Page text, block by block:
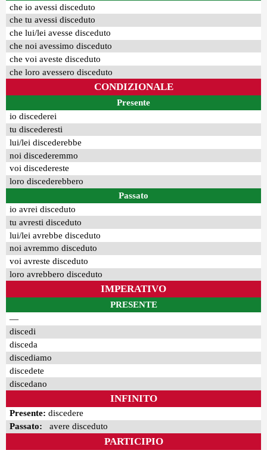
che io avessi disceduto
che tu avessi disceduto
che lui/lei avesse disceduto
che noi avessimo disceduto
che voi aveste disceduto
che loro avessero disceduto
CONDIZIONALE
Presente
io discederei
tu discederesti
lui/lei discederebbe
noi discederemmo
voi discedereste
loro discederebbero
Passato
io avrei disceduto
tu avresti disceduto
lui/lei avrebbe disceduto
noi avremmo disceduto
voi avreste disceduto
loro avrebbero disceduto
IMPERATIVO
PRESENTE
—
discedi
disceda
discediamo
discedete
discedano
INFINITO
Presente: discedere
Passato: avere disceduto
PARTICIPIO